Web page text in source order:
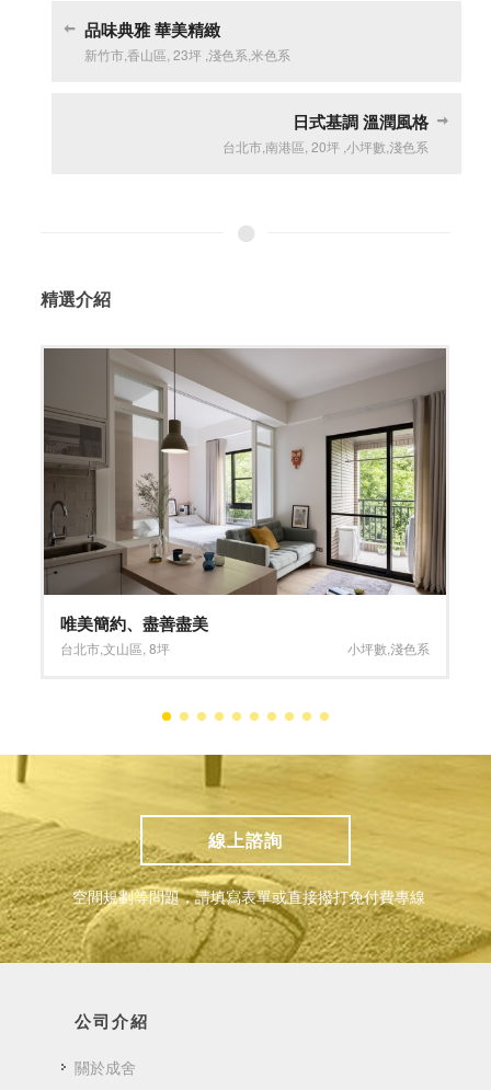
品味典雅 華美精緻
新竹市,香山區 ,23坪 ,淺色系 米色系
日式基調 溫潤風格
台北市,南港區 20坪, 小坪數 淺色系
精選介紹
透亮雅致 簡單質樸
新北市,樹林區 ,22坪 淺色系,褐色系
線上諮詢
空間規劃等問題，請填寫表單或直接撥打免付費專線
公司介紹
關於成舍